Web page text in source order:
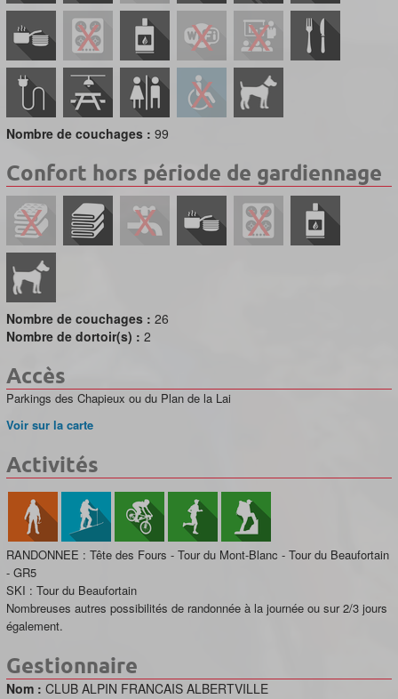
Nombre de couchages : 99
Confort hors période de gardiennage
Nombre de couchages : 26
Nombre de dortoir(s) : 2
Accès
Parkings des Chapieux ou du Plan de la Lai
Voir sur la carte
Activités
RANDONNEE : Tête des Fours - Tour du Mont-Blanc - Tour du Beaufortain
- GR5
SKI : Tour du Beaufortain
Nombreuses autres possibilités de randonnée à la journée ou sur 2/3 jours
également.
Gestionnaire
Nom : CLUB ALPIN FRANCAIS ALBERTVILLE